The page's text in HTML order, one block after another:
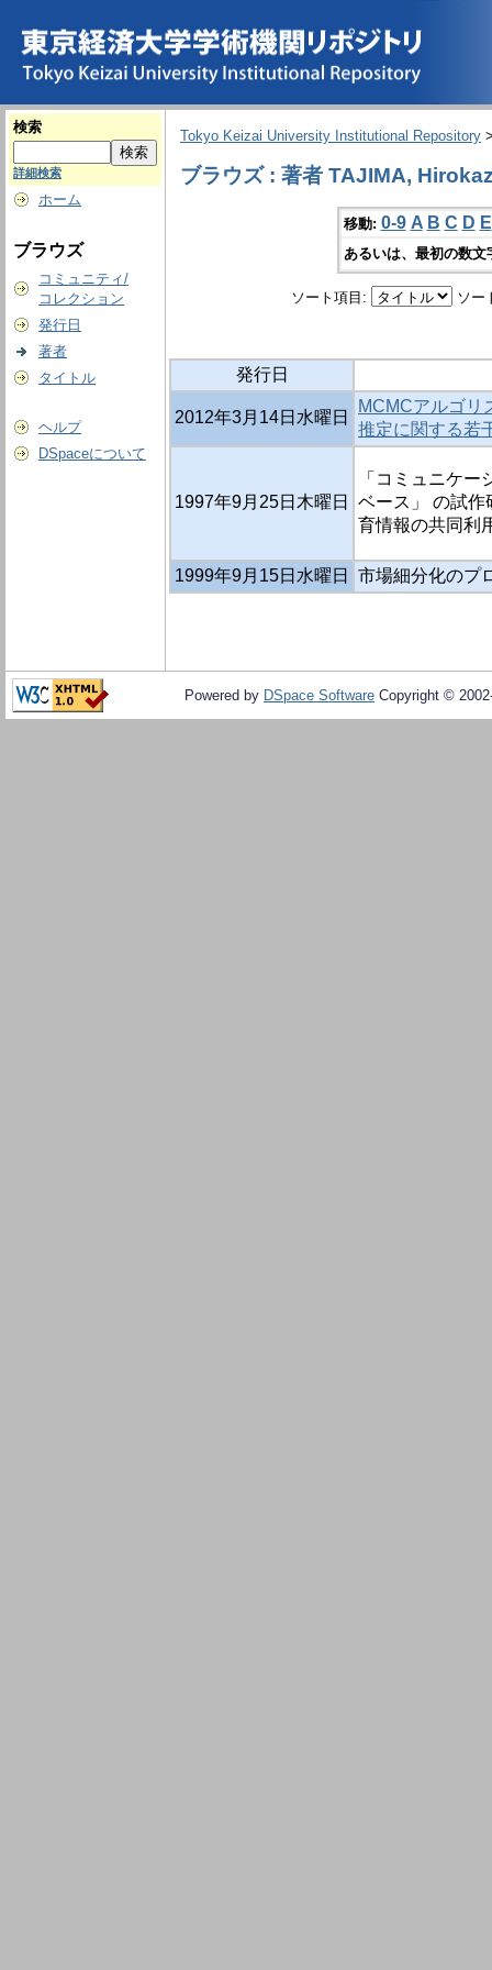
検索
詳細検索
ホーム
ブラウズ
コミュニティ/
コレクション
発行日
著者
タイトル
ヘルプ
DSpaceについて
Tokyo Keizai University Institutional Repository
ブラウズ : 著者 TAJIMA,
移動: 0-9 A B C D E
あるいは、最初の数
ソート項目: ソー
発行日
2012年3月14日水曜日
MCMCアルゴリ
推定に関する若
1997年9月25日木曜日
「コミュニケ
ベース」 の試作
育情報の共同利
1999年9月15日水曜日 市場細分化のプ
Powered by DSpace Software Copyright ©